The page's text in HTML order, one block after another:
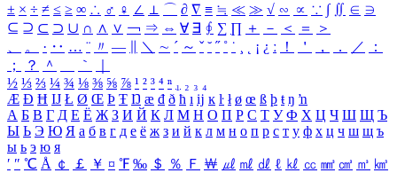
± × ÷ ≠ ≤ ≥ ∞ ∴ ♂ ♀ ∠ ⊥ ⌒ ∂ ∇ ≡ ≒ ≪ ≫ √ ∽ ∝ ∵ ∫ ∬ ∈ ∋
⊆ ⊇ ⊂ ⊃ ∪ ∩ ∧ ∨ ￢ ⇒ ⇔ ∀ ∃ ∮ ∑ ∏ ＋ － ＜ ＝
＞
、
。 · ‥ … ¨ 〃 ― ＼ ∼ ´ ～ ˇ ˘ ˝ ˚ ˙ ¸ ¡ ¿ ː ！ ＇ ， ． ／
：
；
？ ＾ ｀
½ ⅓ ⅔ ¼ ¾ ⅛ ⅜ ⅝ ⅞ ¹ ² ³ ⁴ ⁿ ₁ ₂ ₃ ₄
Æ Ð Ħ Ĳ Ł Ø Œ Þ Ŧ Ŋ æ đ ð ħ ı ĳ ĸ ŀ ł ø œ ß þ ŧ ŋ ŉ
А Б В Г Д Е Ё Ж З И Й К Л М Н О П Р С Т У Ф Х Ц Ч Ш Щ Ъ
Ы Ь Э Ю Я а б в г д е ё ж з и й к л м н о п р с т у ф х ц ч ш щ ъ
ы ь э ю я
′ ″ ℃ Å ￠ ￡ ￥ ¤ ℉ ‰ ＄ ％ Ｆ ￦ ㎕ ㎖ ㎗ ℓ ㎘ ㏄ ㎣ ㎤ ㎥ ㎦